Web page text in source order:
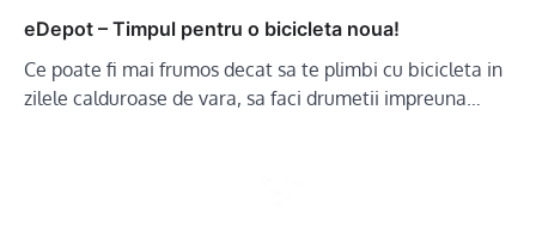
eDepot – Timpul pentru o bicicleta noua!
Ce poate fi mai frumos decat sa te plimbi cu bicicleta in
zilele calduroase de vara, sa faci drumetii impreuna…